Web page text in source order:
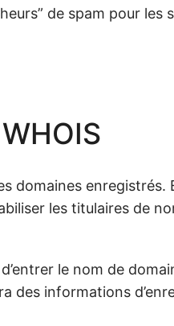
de spam pour les
domaines
les titulaires de
le nom de
des informations